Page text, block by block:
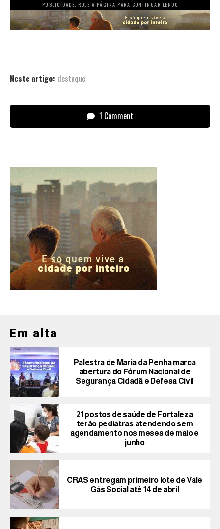
PUBLICIDADE. ROLE A PÁGINA PARA CONTINUAR LENDO
Neste artigo: destaque
1 Comment
Em alta
Palestra de Maria da Penha marca
abertura do Fórum Nacional de
Segurança Cidadã e Defesa Civil
21 postos de saúde de Fortaleza
terão pediatras atendendo sem
agendamento nos meses de maio e
junho
CRAS entregam primeiro lote de Vale
Gás Social até 14 de abril